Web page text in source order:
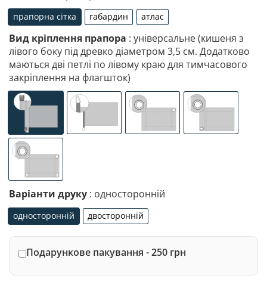
прапорна сітка
прапорна сітка
габардин
габардин
атлас
атлас
Вид кріплення прапора : універсальне (кишеня з
лівого боку під древко діаметром 3,5 см. Додатково
маються дві петлі по лівому краю для тимчасового
закріплення на флагшток)
Варіанти друку : односторонній
односторонній
односторонній
двосторонній
двосторонній
Подарункове пакування - 250 грн